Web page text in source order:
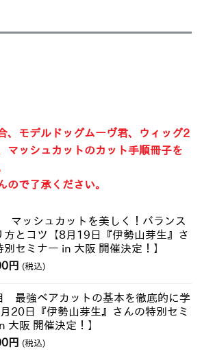
、モデルドッグムーヴ君、ウィッグ2
マッシュカットのカット手順冊子を
ので了承ください。
マッシュカットを美しく！バランス
方とコツ【8月19日『伊勢山芽生』さ
別セミナー in 大阪 開催決定！】
円 (税込)
最強ベアカットの基本を徹底的に学
20日『伊勢山芽生』さんの特別セミ
大阪 開催決定！】
円 (税込)